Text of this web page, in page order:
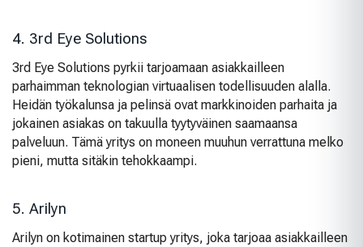
4. 3rd Eye Solutions
3rd Eye Solutions pyrkii tarjoamaan asiakkailleen
parhaimman teknologian virtuaalisen todellisuuden alalla.
Heidän työkalunsa ja pelinsä ovat markkinoiden parhaita ja
jokainen asiakas on takuulla tyytyväinen saamaansa
palveluun. Tämä yritys on moneen muuhun verrattuna melko
pieni, mutta sitäkin tehokkaampi.
5. Arilyn
Arilyn on kotimainen startup yritys, joka tarjoaa asiakkailleen